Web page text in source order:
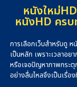
หนังใหม่
หนังHD ครบ
การเลือกเว็บสำหรับดู
เป็นหลัก เพราะเวลาอ
หรือเจอปัญหาภาพกระ
อย่างลื่นไหลจึงเป็นเรื่อ